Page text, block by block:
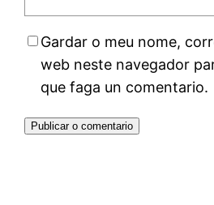
Gardar o meu nome,
web neste navegador
que faga un comentario.